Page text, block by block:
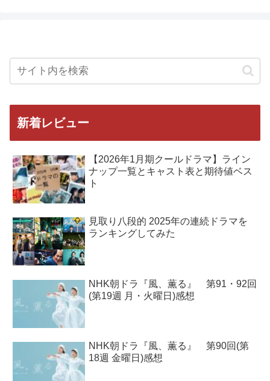
新着レビュー
【2026年1月期クールドラマ】ライン
ナップ一覧とキャスト表と期待値ベス
ト
見取り八段的 2025年の連続ドラマを
ランキングしてみた
NHK朝ドラ『風、薫る』 第91・92回
(第19週 月・火曜日)感想
NHK朝ドラ『風、薫る』 第90回(第
18週 金曜日)感想